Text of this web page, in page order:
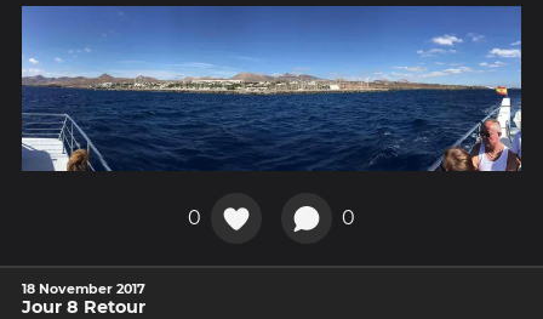
0 0
18 November 2017
Jour 8 Retour